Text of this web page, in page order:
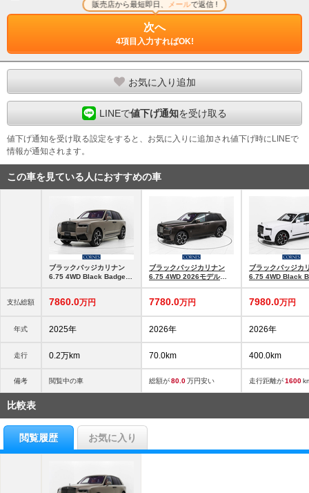
次へ
4項目入力すればOK!
販売店から最短即日、 メールで返信 !
お気に入り追加
LINEで値下げ通知を受け取る
値下げ通知を受け取る設定をすると、お気に入りに追加され値下げ時にLINEで
情報が通知されます。
この車を見ている人におすすめの車
支払総額
年式
走行
備考
ブラックバッジカリナン
6.75 4WD Black Badge
7860.0万円
2025年
0.2万km
閲覧中の車
ブラックバッジカリナン
6.75 4WD 2026モデル
7780.0万円
2026年
70.0km
総額が80.0万円安い
ブラックバッジカ
6.75 4WD Black
7980.0万円
2026年
400.0km
走行距離が1600
比較表
閲覧履歴 お気に入り